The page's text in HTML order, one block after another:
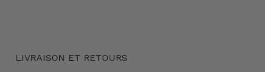
LIVRAISON ET RETOURS